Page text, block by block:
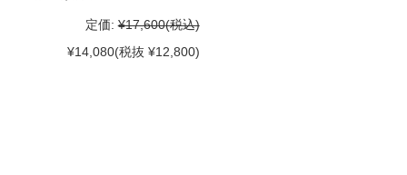
定価: ¥17,600(税込)
¥14,080(税抜 ¥12,800)